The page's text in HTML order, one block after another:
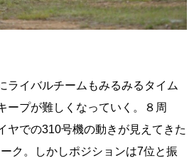
ライバルチームもみるみるタイム
ープが難しくなっていく。８周
ヤでの310号機の動きが見えてきた
ク。しかしポジションは7位と振